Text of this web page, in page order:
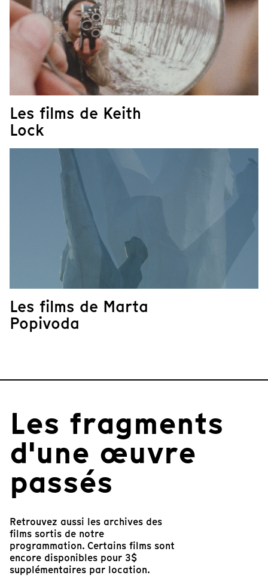
Les films de Keith
Lock
Les films de Marta
Popivoda
Les fragments
d'une œuvre
passés
Retrouvez aussi les archives des
films sortis de notre
programmation. Certains films sont
encore disponibles pour 3$
supplémentaires par location.